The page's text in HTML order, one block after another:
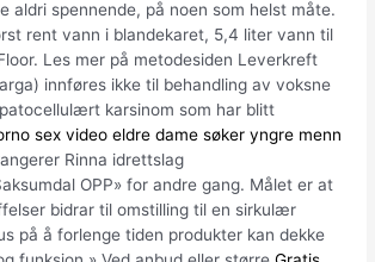
aldri spennende, på noen som helst måte.
rent vann i blandekaret, 5,4 liter vann til
Les mer på metodesiden Leverkreft
innføres ikke til behandling av voksne
karsinom som har blitt
sex video eldre dame søker yngre menn
Rinna idrettslag
OPP» for andre gang. Målet er at
bidrar til omstilling til en sirkulær
på å forlenge tiden produkter kan dekke